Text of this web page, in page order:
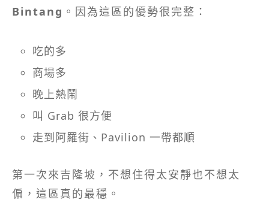
Bintang 。因為這區的優勢很完整：
吃的多
商場多
晚上熱鬧
叫 Grab 很方便
走到阿羅街、Pavilion 一帶都順
第一次來吉隆坡，不想住得太安靜也不想太
偏，這區真的最穩。